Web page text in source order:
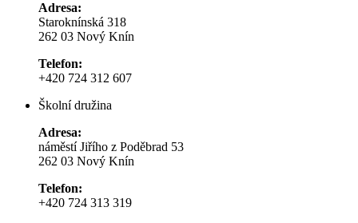
Adresa:
Staroknínská 318
262 03 Nový Knín
Telefon:
+420 724 312 607
Školní družina
Adresa:
náměstí Jiřího z Poděbrad 53
262 03 Nový Knín
Telefon:
+420 724 313 319